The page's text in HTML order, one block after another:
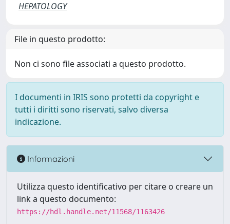
HEPATOLOGY
File in questo prodotto:
Non ci sono file associati a questo prodotto.
I documenti in IRIS sono protetti da copyright e
tutti i diritti sono riservati, salvo diversa
indicazione.
Informazioni
Utilizza questo identificativo per citare o creare un
link a questo documento:
https://hdl.handle.net/11568/1163426